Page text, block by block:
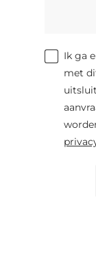
Ik ga
met